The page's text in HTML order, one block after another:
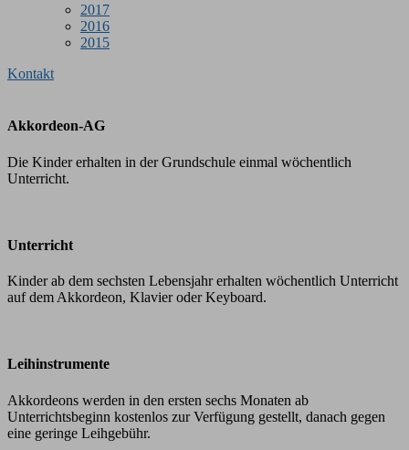
2017
2016
2015
Kontakt
Akkordeon-AG
Die Kinder erhalten in der Grundschule einmal wöchentlich
Unterricht.
Unterricht
Kinder ab dem sechsten Lebensjahr erhalten wöchentlich Unterricht
auf dem Akkordeon, Klavier oder Keyboard.
Leihinstrumente
Akkordeons werden in den ersten sechs Monaten ab
Unterrichtsbeginn kostenlos zur Verfügung gestellt, danach gegen
eine geringe Leihgebühr.